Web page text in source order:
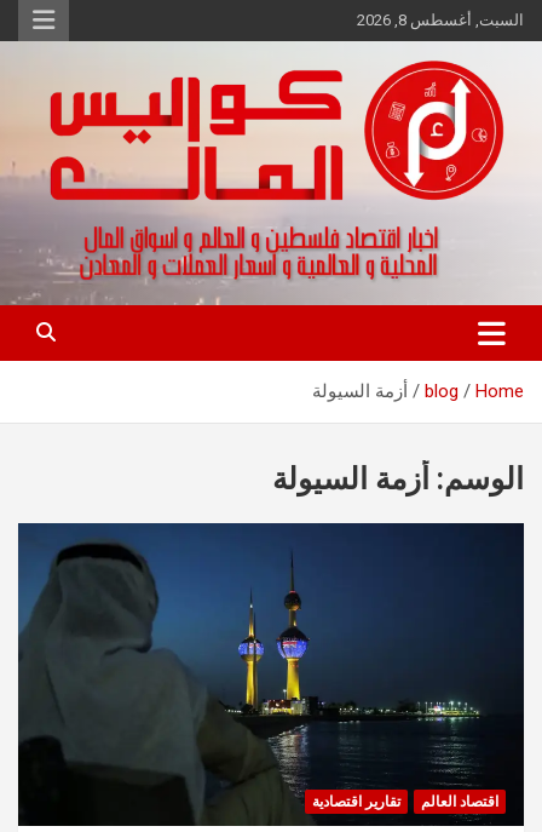
Skip
to
السبت, أغسطس 8, 2026
كواليس المال
اخبار اقتصاد فلسطين و العالم و تقارير اسواق المال و العملات
Home
blog أزمة السيولة
الوسم: أزمة السيولة
اقتصاد العالم تقارير اقتصادية